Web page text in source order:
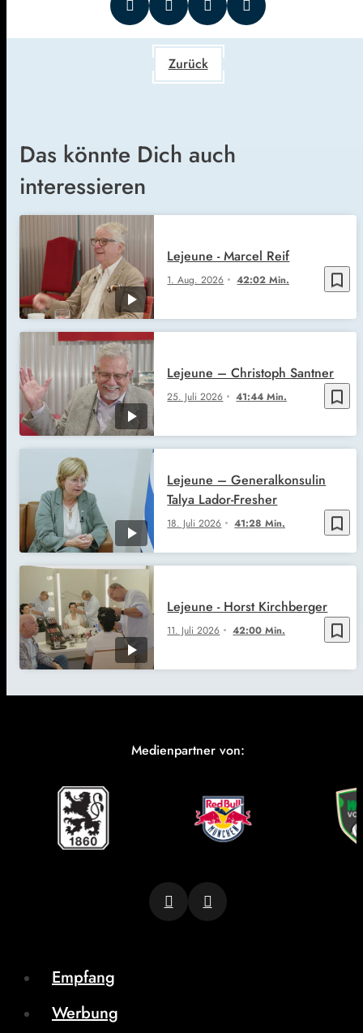
Zurück
Das könnte Dich auch
interessieren
bookmark_border
1. Aug. 2026 42:02 Min.
Lejeune - Marcel Reif
bookmark_border
25. Juli 2026 41:44 Min.
Lejeune – Christoph Santner
bookmark_border
18. Juli 2026 41:28 Min.
Lejeune – Generalkonsulin
Talya Lador-Fresher
bookmark_border
11. Juli 2026 42:00 Min.
Lejeune - Horst Kirchberger
Medienpartner von:
Empfang
Werbung